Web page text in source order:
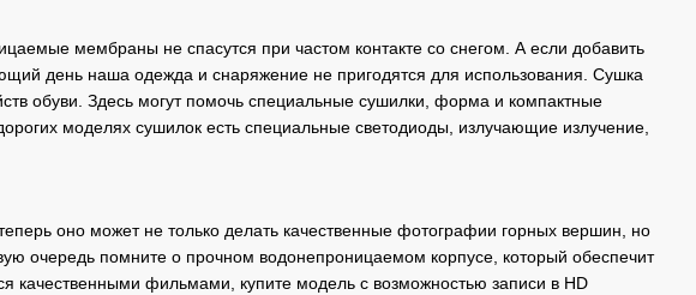
мембраны не спасутся при частом контакте со снегом. А если добавить
день наша одежда и снаряжение не пригодятся для использования. Сушка
обуви. Здесь могут помочь специальные сушилки, форма и компактные
моделях сушилок есть специальные светодиоды, излучающие излучение,
оно может не только делать качественные фотографии горных вершин, но
очередь помните о прочном водонепроницаемом корпусе, который обеспечит
качественными фильмами, купите модель с возможностью записи в HD